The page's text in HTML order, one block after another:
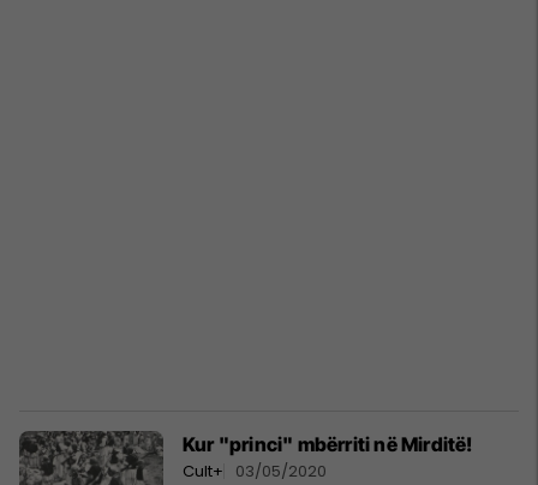
Kur "princi" mbërriti në Mirditë!
Cult+ 03/05/2020